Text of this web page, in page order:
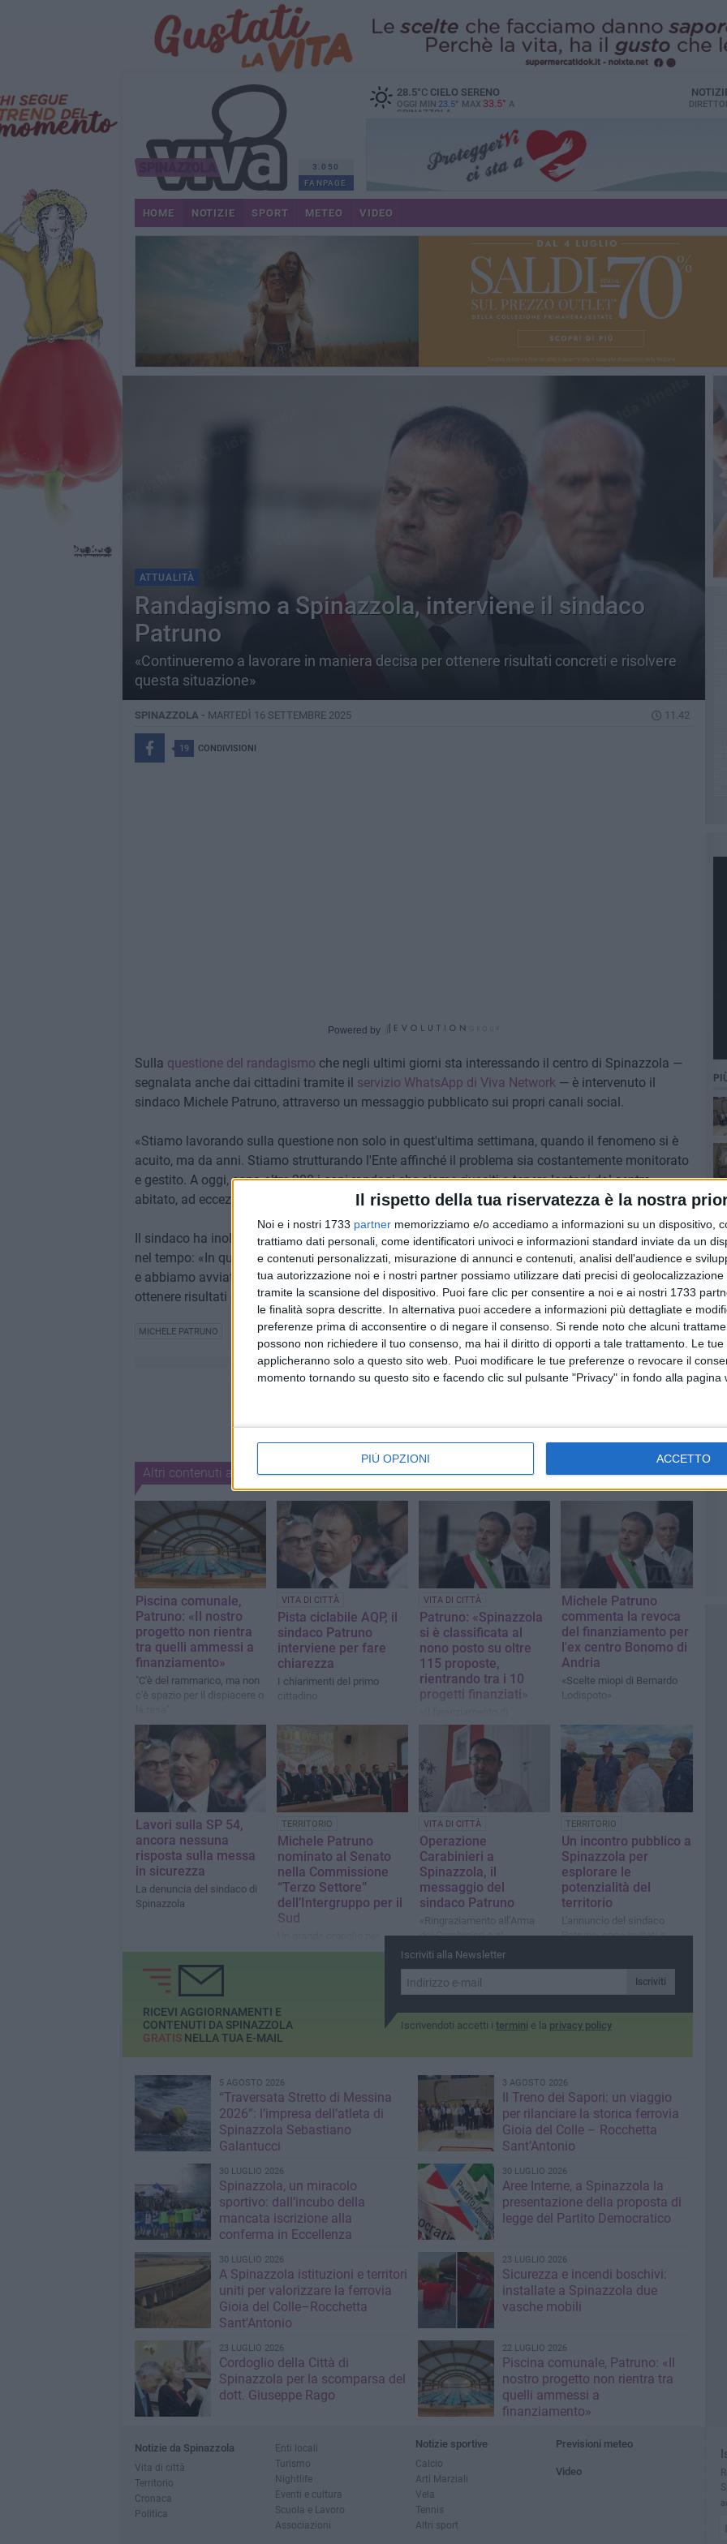
Il rispetto della tua riservatezza è la nostra
Noi e i nostri 1733 partner memorizziamo e/o accediamo a informazioni su un dispositivo,
trattiamo dati personali, come identificatori univoci e informazioni standard inviate da un
e contenuti personalizzati, misurazione di annunci e contenuti, analisi dell'audience e
tua autorizzazione noi e i nostri partner possiamo utilizzare dati precisi di
tramite la scansione del dispositivo. Puoi fare clic per consentire a noi e ai nostri 1733
le finalità sopra descritte. In alternativa puoi accedere a informazioni più dettagliate e
preferenze prima di acconsentire o di negare il consenso. Si rende noto che alcuni
possono non richiedere il tuo consenso, ma hai il diritto di opporti a tale trattamento. Le
applicheranno solo a questo sito web. Puoi modificare le tue preferenze o revocare il
momento tornando su questo sito e facendo clic sul pulsante "Privacy" in fondo alla pagina
PIÙ OPZIONI ACCETTO
3.050
FANPAGE
28.5°CCIELO SERENO
OGGI MIN 23.5° MAX 33.5° A
SPINAZZOLA
HOME NOTIZIE SPORT METEO VIDEO
ATTUALITÀ
Randagismo a Spinazzola, interviene il sindaco
Patruno
«Continueremo a lavorare in maniera decisa per ottenere risultati concreti e risolvere
questa situazione»
SPINAZZOLA - MARTEDÌ 16 SETTEMBRE 2025 11.42
19 CONDIVISIONI
Powered by
Sulla questione del randagismo che negli ultimi giorni sta interessando il centro di Spinazzola —
segnalata anche dai cittadini tramite il servizio WhatsApp di Viva Network— è intervenuto il
sindaco Michele Patruno, attraverso un messaggio pubblicato sui propri canali social.
«Stiamo lavorando sulla questione non solo in quest'ultima settimana, quando il fenomeno si è
acuito, ma da anni. Stiamo strutturando l'Ente affinché il problema sia costantemente monitorato
e gestito. A oggi, sono oltre 200 i cani randagi che siamo riusciti a tenere lontani dal centro
abitato, ad eccezione di questo branco ».
Il sindaco ha inoltre ricordato alcuni degli interventi messi in atto dall'Amministrazione comunale
nel tempo: «In questi anni ho firmato un'ordinanza che vieta di somministrare cibo ai cani randagi
e abbiamo avviato campagne di sterilizzazione. Continueremo a lavorare in maniera decisa per
ottenere risultati concreti e risolvere questa situazione».
MICHELE PATRUNO
Altri contenuti a tema
Piscina comunale,
Patruno: «Il nostro
progetto non rientra
tra quelli ammessi a
finanziamento»
"C'è del rammarico, ma non
c'è spazio per il dispiacere o
VITA DI CITTÀ
Pista ciclabile AQP, il
sindaco Patruno
interviene per fare
chiarezza
I chiarimenti del primo
cittadino
VITA DI CITTÀ
Patruno: «Spinazzola
si è classificata al
nono posto su oltre
115 proposte,
rientrando tra i 10
progetti finanziati»
1.100.000 euro permetterà
di intervenire su un'area da
tempo trascurata»
Michele Patruno
commenta la revoca
del finanziamento per
l'ex centro Bonomo di
Andria
«Scelte miopi di Bernardo
Lodispoto»
Lavori sulla SP 54,
ancora nessuna
risposta sulla messa
in sicurezza
La denuncia del sindaco di
Spinazzola
TERRITORIO
Michele Patruno
nominato al Senato
nella Commissione
“Terzo Settore”
dell’Intergruppo per il
Sud
Spinazzola
VITA DI CITTÀ
Operazione
Carabinieri a
Spinazzola, il
messaggio del
sindaco Patruno
«Ringraziamento all’Arma
dei Carabinieri e al
Maresciallo De Ruvo per il
garantire l’ordine pubblico, la
legalità e la tutela delle
TERRITORIO
Un incontro pubblico a
Spinazzola per
esplorare le
potenzialità del
territorio
L'annuncio del sindaco
Patruno: sono invitati a
Iscriviti alla Newsletter
Iscriviti
Iscrivendoti accetti i termini e la privacy policy
RICEVI AGGIORNAMENTI E
CONTENUTI DA SPINAZZOLA
GRATISNELLA TUA E-MAIL
5 AGOSTO 2026
“Traversata Stretto di Messina
2026”: l’impresa dell’atleta di
Spinazzola Sebastiano
Galantucci
3 AGOSTO 2026
Il Treno dei Sapori: un viaggio
per rilanciare la storica ferrovia
Gioia del Colle – Rocchetta
Sant’Antonio
30 LUGLIO 2026
Spinazzola, un miracolo
sportivo: dall’incubo della
mancata iscrizione alla
conferma in Eccellenza
30 LUGLIO 2026
Aree Interne, a Spinazzola la
presentazione della proposta di
legge del Partito Democratico
30 LUGLIO 2026
A Spinazzola istituzioni e territori
uniti per valorizzare la ferrovia
Gioia del Colle–Rocchetta
Sant'Antonio
23 LUGLIO 2026
Sicurezza e incendi boschivi:
installate a Spinazzola due
vasche mobili
23 LUGLIO 2026
Cordoglio della Città di
Spinazzola per la scomparsa del
dott. Giuseppe Rago
22 LUGLIO 2026
Piscina comunale, Patruno: «Il
nostro progetto non rientra tra
quelli ammessi a
finanziamento»
Notizie da Spinazzola
Vita di città
Territorio
Cronaca
Politica
Enti locali
Turismo
Nightlife
Eventi e cultura
Scuola e Lavoro
Associazioni
Notizie sportive
Calcio
Arti Marziali
Vela
Tennis
Altri sport
Previsioni meteo
Video